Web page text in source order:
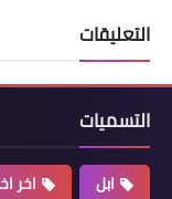
التعليقات
التسميات
ابل اخر